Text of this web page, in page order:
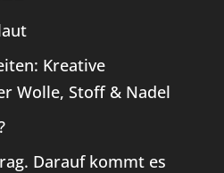
Kreative
Wolle, Stoff & Nadel
Darauf kommt es